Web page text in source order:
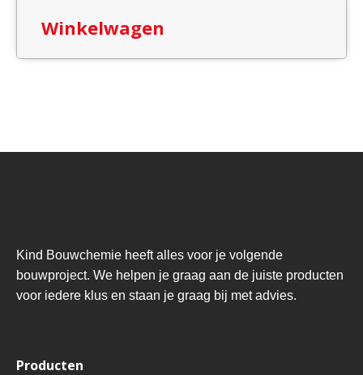
Winkelwagen
Kind Bouwchemie heeft alles voor je volgende
bouwproject. We helpen je graag aan de juiste producten
voor iedere klus en staan je graag bij met advies.
Producten